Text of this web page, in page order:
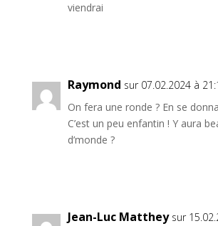
viendrai
Raymond sur 07.02.2024 à
On fera une ronde ? En se
C’est un peu enfantin ! Y aura
d’monde ?
Jean-Luc Matthey sur